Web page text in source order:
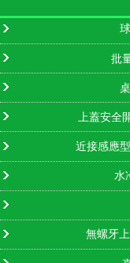
批
上蓋安全
近接感應
水
無螺牙